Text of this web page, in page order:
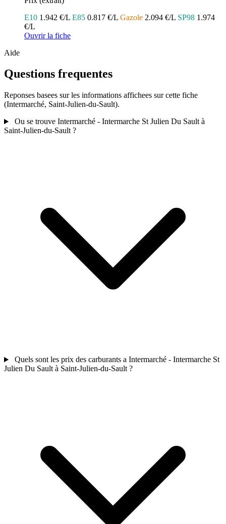
E10 1.942 €/L E85 0.817 €/L Gazole 2.094 €/L SP98 1.974
€/L
Ouvrir la fiche
Aide
Questions frequentes
Reponses basees sur les informations affichees sur cette fiche
(Intermarché, Saint-Julien-du-Sault).
Ou se trouve Intermarché - Intermarche St Julien Du Sault à
Saint-Julien-du-Sault ?
Quels sont les prix des carburants a Intermarché - Intermarche St
Julien Du Sault à Saint-Julien-du-Sault ?